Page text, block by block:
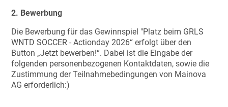
2. Bewerbung
Die Bewerbung für das Gewinnspiel "Platz beim GRLS
WNTD SOCCER - Actionday 2026“ erfolgt über den
Button „Jetzt bewerben!“. Dabei ist die Eingabe der
folgenden personenbezogenen Kontaktdaten, sowie die
Zustimmung der Teilnahmebedingungen von Mainova
AG erforderlich:)